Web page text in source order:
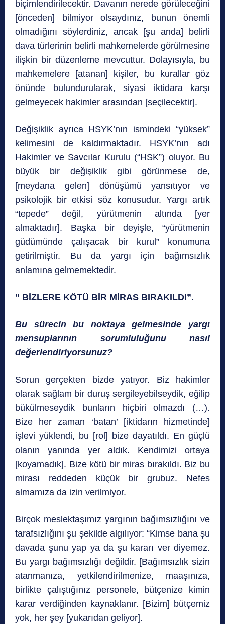
biçimlendirilecektir. Davanın nerede görüleceğini
[önceden] bilmiyor olsaydınız, bunun önemli
olmadığını söylerdiniz, ancak [şu anda] belirli
dava türlerinin belirli mahkemelerde görülmesine
ilişkin bir düzenleme mevcuttur. Dolayısıyla, bu
mahkemelere [atanan] kişiler, bu kurallar göz
önünde bulundurularak, siyasi iktidara karşı
gelmeyecek hakimler arasından [seçilecektir].
Değişiklik ayrıca HSYK’nın ismindeki “yüksek”
kelimesini de kaldırmaktadır. HSYK’nın adı
Hakimler ve Savcılar Kurulu (“HSK”) oluyor. Bu
büyük bir değişiklik gibi görünmese de,
[meydana gelen] dönüşümü yansıtıyor ve
psikolojik bir etkisi söz konusudur. Yargı artık
“tepede” değil, yürütmenin altında [yer
almaktadır]. Başka bir deyişle, “yürütmenin
güdümünde çalışacak bir kurul” konumuna
getirilmiştir. Bu da yargı için bağımsızlık
anlamına gelmemektedir.
” BİZLERE KÖTÜ BİR MİRAS BIRAKILDI”.
Bu sürecin bu noktaya gelmesinde yargı
mensuplarının sorumluluğunu nasıl
değerlendiriyorsunuz?
Sorun gerçekten bizde yatıyor. Biz hakimler
olarak sağlam bir duruş sergileyebilseydik, eğilip
bükülmeseydik bunların hiçbiri olmazdı (…).
Bize her zaman ‘batan’ [iktidarın hizmetinde]
işlevi yüklendi, bu [rol] bize dayatıldı. En güçlü
olanın yanında yer aldık. Kendimizi ortaya
[koyamadık]. Bize kötü bir miras bırakıldı. Biz bu
mirası reddeden küçük bir grubuz. Nefes
almamıza da izin verilmiyor.
Birçok meslektaşımız yargının bağımsızlığını ve
tarafsızlığını şu şekilde algılıyor: “Kimse bana şu
davada şunu yap ya da şu kararı ver diyemez.
Bu yargı bağımsızlığı değildir. [Bağımsızlık sizin
atanmanıza, yetkilendirilmenize, maaşınıza,
birlikte çalıştığınız personele, bütçenize kimin
karar verdiğinden kaynaklanır. [Bizim] bütçemiz
yok, her şey [yukarıdan geliyor].